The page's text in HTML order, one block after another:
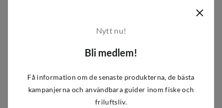
Nytt nu!
Bli medlem!
Få information om de senaste produkterna, de bästa
kampanjerna och användbara guider inom fiske och
friluftsliv.